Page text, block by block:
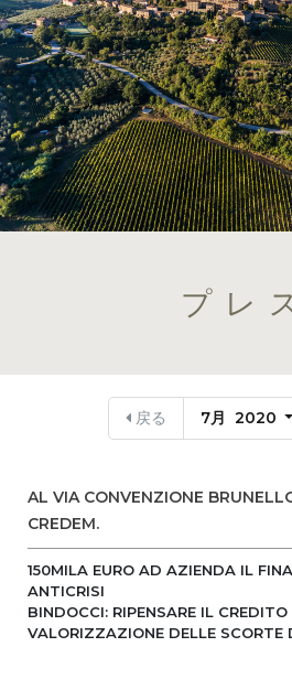
プレ
戻る 7月 2020
AL VIA CONVENZIONE
CREDEM.
150MILA EURO AD AZIENDA IL
ANTICRISI
BINDOCCI: RIPENSARE IL
VALORIZZAZIONE DELLE SCORTE